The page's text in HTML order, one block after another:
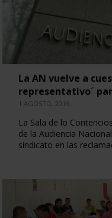
La AN vuelve a
representativo´
1 AGOSTO, 2016
La Sala de lo
de la Audiencia
sindicato en las